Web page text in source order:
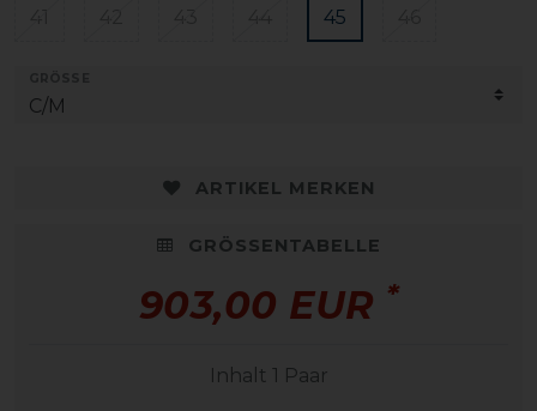
45
ARTIKEL MERKEN
GRÖSSENTABELLE
903,00 EUR *
Inhalt 1 Paar